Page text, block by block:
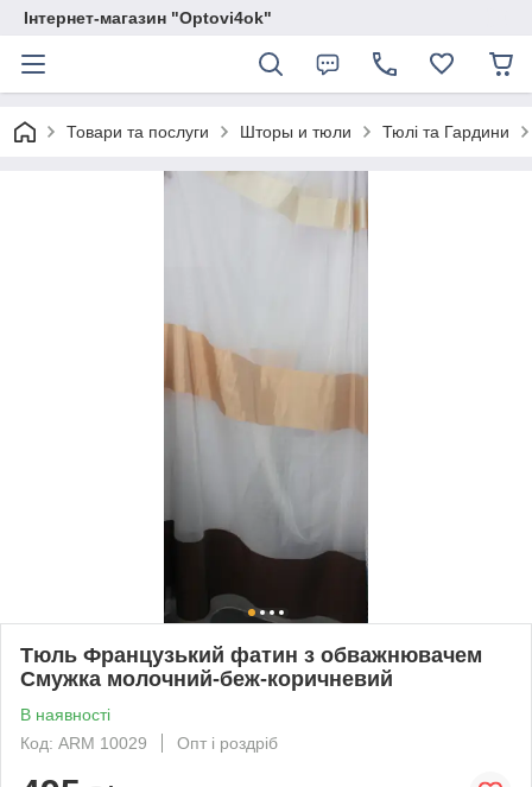
Інтернет-магазин "Optovi4ok"
Товари та послуги Шторы и тюли Тюлі та Гардини
Тюль Французький фатин з обважнювачем
Смужка молочний-беж-коричневий
В наявності
Код: ARM 10029
Опт і роздріб